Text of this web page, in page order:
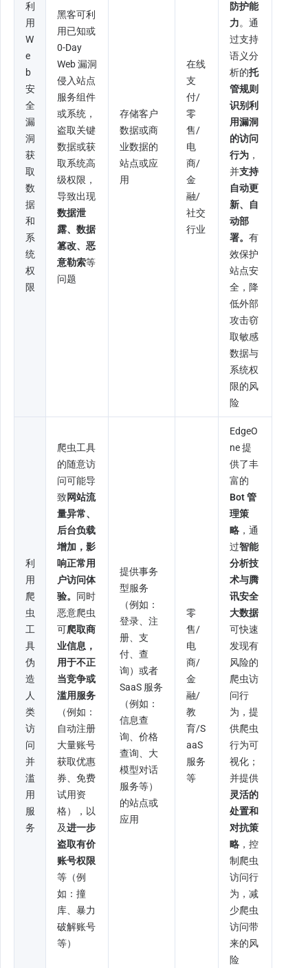
利
用
W
e
b
安
全
漏
洞
获
取
数
据
和
系
统
权
限
黑客可利
用已知或
0-Day
Web 漏洞
侵入站点
服务组件
或系统，
盗取关键
数据或获
取系统高
级权限，
导致出现
数据泄
露、数据
篡改、恶
意勒索等
问题
存储客户
数据或商
业数据的
站点或应
用
在线
支
付/
零
售/
电
商/
金
融/
社交
行业
防护能
力。通
过支持
语义分
析的托
管规则
识别利
用漏洞
的访问
行为 ，
并支持
自动更
新、自
动部
署。 有
效保护
站点安
全，降
低外部
攻击窃
取敏感
数据与
系统权
限的风
险
利
用
爬
虫
工
具
伪
造
人
类
访
问
并
滥
用
服
务
爬虫工具
的随意访
问可能导
致网站流
量异常、
后台负载
增加，影
响正常用
户访问体
验。 同时
恶意爬虫
可爬取商
业信息，
用于不正
当竞争或
滥用服务
（例如：
自动注册
大量账号
获取优惠
券、免费
试用资
格），以
及进一步
盗取有价
账号权限
等（例
如：撞
库、暴力
破解账号
等）
提供事务
型服务
（例如：
登录、注
册、支
付、查
询）或者
SaaS 服务
（例如：
信息查
询、价格
查询、大
模型对话
服务等）
的站点或
应用
零
售/
电
商/
金
融/
教
育/S
aaS
服务
等
EdgeO
ne 提
供了丰
Bot 管
理策
略 ，通
过智能
分析技
术与腾
讯安全
大数据
可快速
发现有
风险的
爬虫访
问行
为，提
供爬虫
行为可
视化；
并提供
灵活的
处置和
对抗策
略 ，控
制爬虫
访问行
为，减
少爬虫
访问带
来的风
险